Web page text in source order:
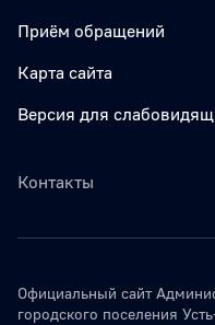
Приём обращений
Карта сайта
Версия для
Контакты
Официальный сайт
городского поселения